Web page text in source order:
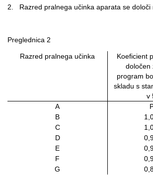
2. Razred pralnega učinka aparata se določi
Preglednica 2
Razred pralnega učinka
Koeficient
določen
program
skladu s
v
A
B
C
D
E
F
G